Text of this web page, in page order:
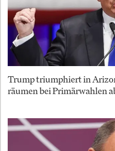
Trump triumphiert in
räumen bei Primärwahlen